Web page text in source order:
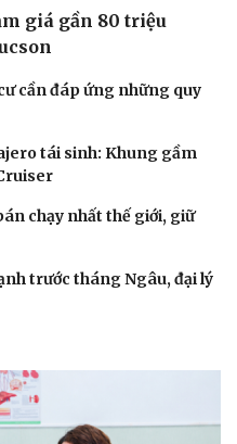
giá gần 80 triệu
cần đáp ứng những quy
tái sinh: Khung gầm
chạy nhất thế giới, giữ
trước tháng Ngâu, đại lý